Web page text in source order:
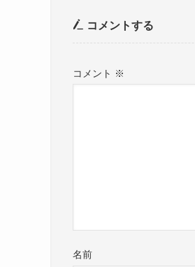
コメントする
コメント ※
名前